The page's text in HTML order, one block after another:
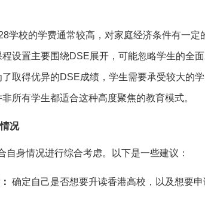
学校的学费通常较高，对家庭经济条件有一定
程设置主要围绕DSE展开，可能忽略学生的全面
了取得优异的DSE成绩，学生需要承受较大的学
非所有学生都适合这种高度聚焦的教育模式。
况
自身情况进行综合考虑。以下是一些建议：
确定自己是否想要升读香港高校，以及想要申